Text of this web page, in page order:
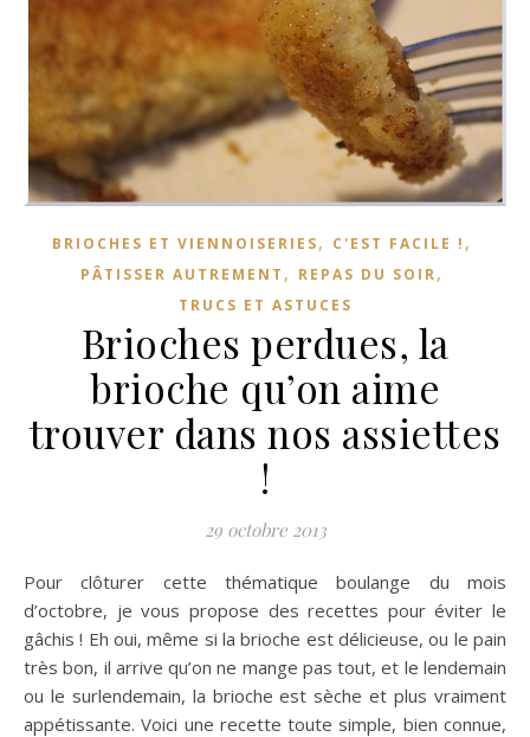
BRIOCHES ET VIENNOISERIES, C'EST FACILE ! ,
PÂTISSER AUTREMENT , REPAS DU SOIR,
TRUCS ET ASTUCES
Brioches perdues, la
brioche qu’on aime
trouver dans nos assiettes
!
29 octobre 2013
Pour clôturer cette thématique boulange du mois
d’octobre, je vous propose des recettes pour éviter le
gâchis ! Eh oui, même si la brioche est délicieuse, ou le pain
très bon, il arrive qu’on ne mange pas tout, et le lendemain
ou le surlendemain, la brioche est sèche et plus vraiment
appétissante. Voici une recette toute simple, bien connue,